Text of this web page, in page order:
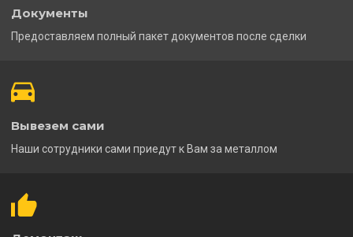
Документы
Предоставляем полный пакет документов после сделки
Вывезем сами
Наши сотрудники сами приедут к Вам за металлом